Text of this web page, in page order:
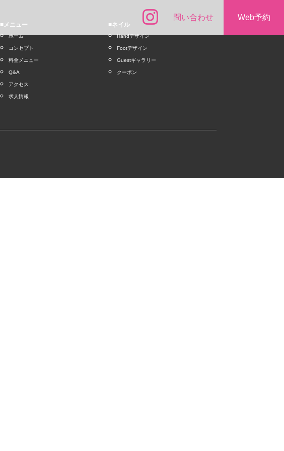
問い合わせ Web予約
■メニュー
ホーム
コンセプト
料金メニュー
Q&A
アクセス
求人情報
■ネイル
Handデザイン
Footデザイン
Guestギャラリー
クーポン